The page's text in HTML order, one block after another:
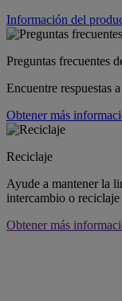
Información del
Preguntas frecuentes
Encuentre respuestas
Obtener más
Reciclaje
Ayude a mantener la
intercambio o
Obtener más